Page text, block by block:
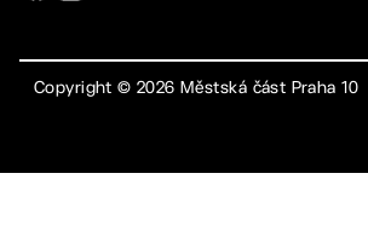
Copyright ©2026 Městská část Praha 10